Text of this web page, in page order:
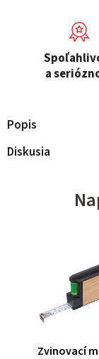
a
Popis
Diskusia
Zvinovací